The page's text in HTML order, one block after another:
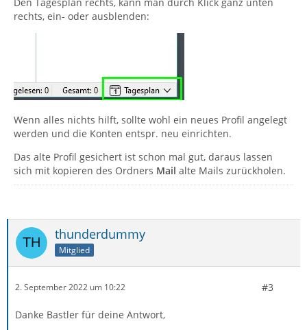
rechts, ein- oder ausblenden:
Wenn alles nichts hilft, sollte wohl ein neues Profil angelegt
werden und die Konten entspr. neu einrichten.
Das alte Profil gesichert ist schon mal gut, daraus lassen
sich mit kopieren des Ordners Mail alte Mails zurückholen.
thunderdummy
Mitglied
2. September 2022 um 10:22 #3
Danke Bastler für deine Antwort,